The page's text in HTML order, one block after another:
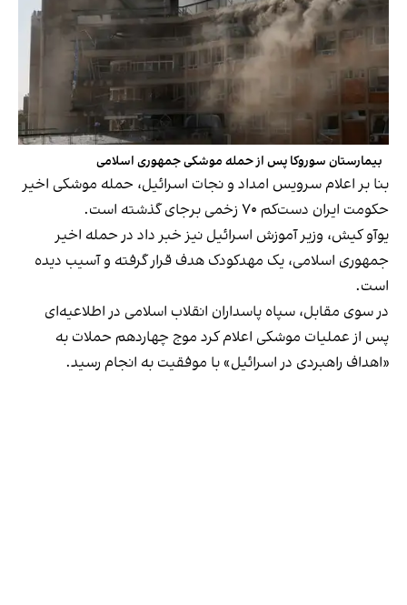
بیمارستان سوروکا پس از حمله موشکی جمهوری اسلامی
بنا بر اعلام سرویس امداد و نجات اسرائیل، حمله موشکی اخیر
حکومت ایران دست‌کم ۷۰ زخمی برجای گذشته است.
یوآو کیش، وزیر آموزش اسرائیل نیز خبر داد در حمله اخیر
جمهوری اسلامی، یک مهدکودک هدف قرار گرفته و آسیب دیده
است.
در سوی مقابل، سپاه پاسداران انقلاب اسلامی در اطلاعیه‌ای
پس از عملیات موشکی اعلام کرد موج چهاردهم حملات به
«اهداف راهبردی در اسرائیل» با موفقیت به انجام رسید.